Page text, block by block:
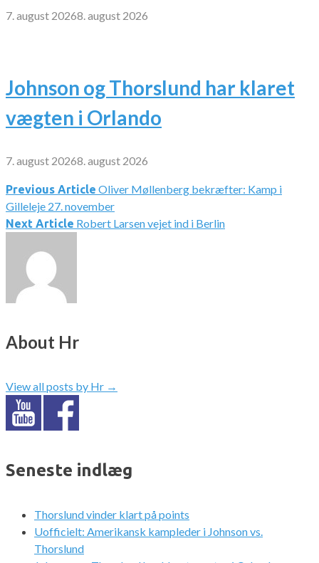
7. august 20268. august 2026
Johnson og Thorslund har klaret
vægten i Orlando
7. august 20268. august 2026
Indlægsnavigation
Previous Article Oliver Møllenberg bekræfter: Kamp i
Gilleleje 27. november
Next Article Robert Larsen vejet ind i Berlin
About Hr
View all posts by Hr →
Seneste indlæg
Thorslund vinder klart på points
Uofficielt: Amerikansk kampleder i Johnson vs.
Thorslund